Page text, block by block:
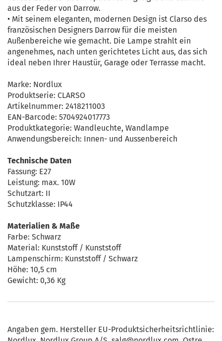
aus der Feder von Darrow.
• Mit seinem eleganten, modernen Design ist Clarso des
französischen Designers Darrow für die meisten
Außenbereiche wie gemacht. Die Lampe strahlt ein
angenehmes, nach unten gerichtetes Licht aus, das sich
ideal neben Ihrer Haustür, Garage oder Terrasse macht.
Marke: Nordlux
Produktserie: CLARSO
Artikelnummer: 2418211003
EAN-Barcode: 5704924017773
Produktkategorie: Wandleuchte, Wandlampe
Anwendungsbereich: Innen- und Aussenbereich
Technische Daten
Fassung: E27
Leistung: max. 10W
Schutzart: II
Schutzklasse: IP44
Materialien & Maße
Farbe: Schwarz
Material: Kunststoff / Kunststoff
Lampenschirm: Kunststoff / Schwarz
Höhe: 10,5 cm
Gewicht: 0,36 Kg
Angaben gem. Hersteller EU-Produktsicherheitsrichtlinie: